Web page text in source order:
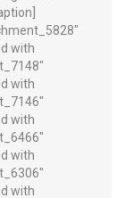
with
with
with
with
with